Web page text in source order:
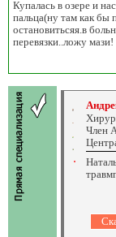
Купалась в озере и
пальца(ну там как бы
остановитьсяя.в
перевязки..ложу мази!
Член